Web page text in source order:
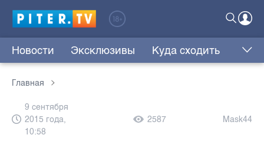
Новости Эксклюзивы Куда сходить
Главная
9 сентября
2015 года,
10:58
2587 Mask44